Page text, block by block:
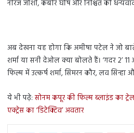
नीरज जोशी, कबीर घोष और निश्चित को
अब देखना यह होगा कि अमीषा पटेल ने जो
शर्मा या सनी देओल क्या बोलते हैं। ‘गदर 2’ 11
फिल्म में उत्कर्ष शर्मा, सिमरन कौर, लव सिन्हा
ये भी पढ़े: सोनम कपूर की फिल्म ब्लाइंड का
एक्ट्रेस का ‘डिटेक्टिव’ अवतार